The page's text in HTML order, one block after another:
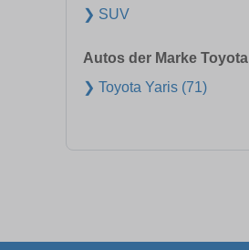
❯ SUV
Autos der Marke Toyota
❯ Toyota Yaris (71)